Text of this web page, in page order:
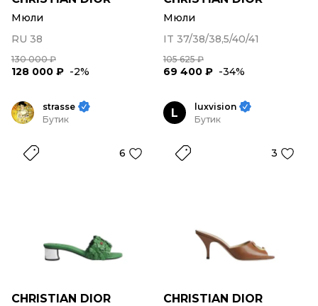
Мюли
RU 38
130 000 ₽
128 000 ₽ -2%
Мюли
IT 37/38/38,5/40/41
105 625 ₽
69 400 ₽ -34%
strasse
Бутик
6
CHRISTIAN DIOR
L
luxvision
Бутик
3
CHRISTIAN DIOR